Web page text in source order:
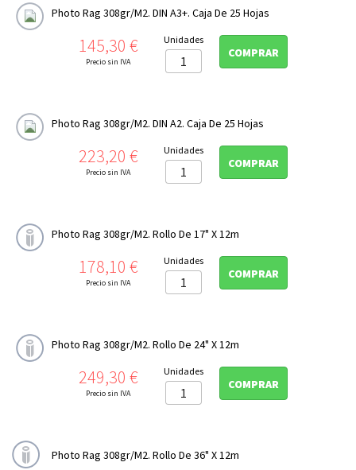
Photo Rag 308gr/m2. DIN A3+. Caja De 25 Hojas
Precio
145,30 €
Precio sin IVA
Unidades
COMPRAR
Photo Rag 308gr/m2. DIN A2. Caja De 25 Hojas
Precio
223,20 €
Precio sin IVA
Unidades
COMPRAR
Photo Rag 308gr/m2. Rollo De 17" X 12m
Precio
178,10 €
Precio sin IVA
Unidades
COMPRAR
Photo Rag 308gr/m2. Rollo De 24" X 12m
Precio
249,30 €
Precio sin IVA
Unidades
COMPRAR
Photo Rag 308gr/m2. Rollo De 36" X 12m